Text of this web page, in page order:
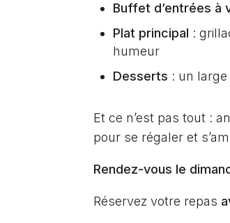
Buffet d’entrées à
Plat principal :
humeur
Desserts : un
Et ce n’est pas tout :
pour se régaler et
Rendez-vous le
Réservez votre repas